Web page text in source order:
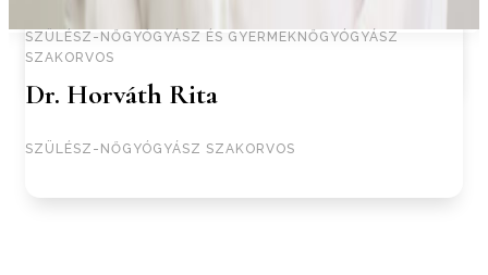
SZÜLÉSZ-NŐGYÓGYÁSZ ÉS GYERMEKNŐGYÓGYÁSZ
SZAKORVOS
Dr. Horváth Rita
SZÜLÉSZ-NŐGYÓGYÁSZ SZAKORVOS